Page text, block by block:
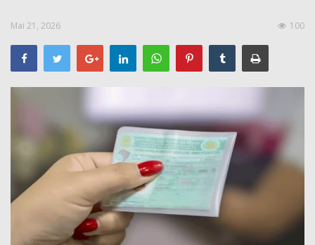
ENTRETENIMENTO
MUNDO
BRASIL
COMO ANUNCIAR
PROGRAMAÇÃO
QUEM SOMOS
Mai 21, 2026 100